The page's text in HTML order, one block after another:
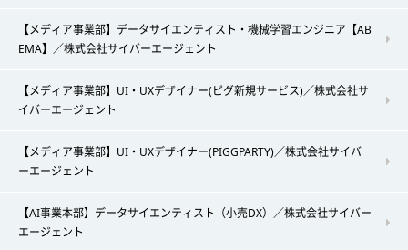
【メディア事業部】データサイエンティスト・機械学習エンジニア【AB
EMA】／株式会社サイバーエージェント
【メディア事業部】UI・UXデザイナー(ピグ新規サービス)／株式会社サ
イバーエージェント
【メディア事業部】UI・UXデザイナー(PIGGPARTY)／株式会社サイバ
ーエージェント
【AI事業本部】データサイエンティスト（小売DX）／株式会社サイバー
エージェント